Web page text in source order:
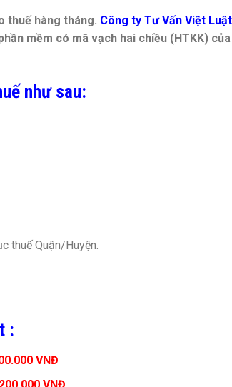
thuế hàng tháng. Công ty Tư Vấn Việt Luật
mềm có mã vạch hai chiều (HTKK) của
như sau:
thuế Quận/Huyện.
:
VNĐ